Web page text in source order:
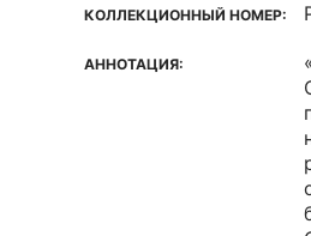
КОЛЛЕКЦИОННЫЙ НОМЕР:
АННОТАЦИЯ: